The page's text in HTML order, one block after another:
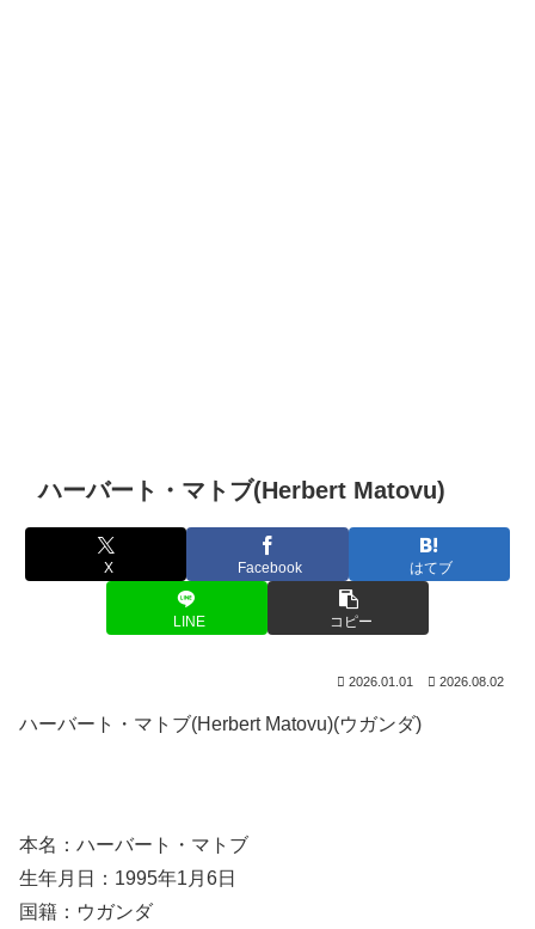
ハーバート・マトブ(Herbert Matovu)
X Facebook はてブ
LINE コピー
2026.01.01 2026.08.02
ハーバート・マトブ(Herbert Matovu)(ウガンダ)
本名：ハーバート・マトブ
生年月日：1995年1月6日
国籍：ウガンダ